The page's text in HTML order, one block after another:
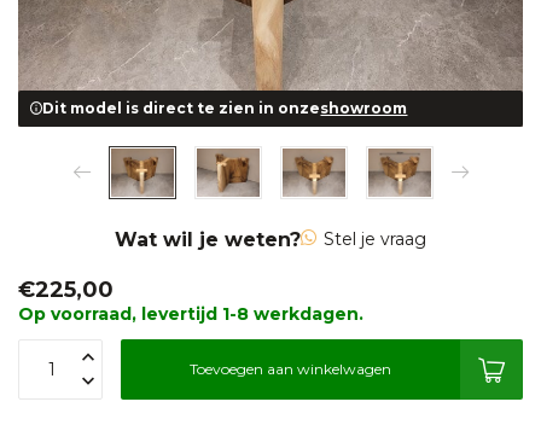
Dit model is direct te zien in onzeshowroom
Wat wil je weten? Stel je vraag
€225,00
Op voorraad, levertijd 1-8 werkdagen.
Toevoegen aan winkelwagen